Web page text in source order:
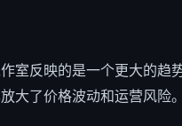
室反映的是一个更大的趋势
大了价格波动和运营风险。